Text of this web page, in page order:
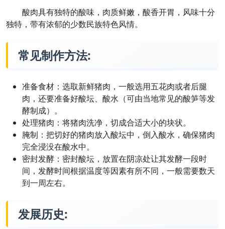
酸肉具有独特的酸味，肉质鲜嫩，酸香开胃，风味十分
独特，带有浓郁的少数民族特色风情。
常见制作方法:
准备食材：选取新鲜猪肉，一般选用五花肉或者后腿
肉，还要准备好酸坛、酸水（可由当地常见的酸笋等发
酵制成）。
处理猪肉：将猪肉洗净，切成合适大小的块状。
腌制：把切好的猪肉放入酸坛中，倒入酸水，确保猪肉
完全浸没在酸水中。
密封发酵：密封酸坛，放置在阴凉处让其发酵一段时
间，发酵时间根据温度等因素有所不同，一般需要数天
到一周左右。
发展历史: